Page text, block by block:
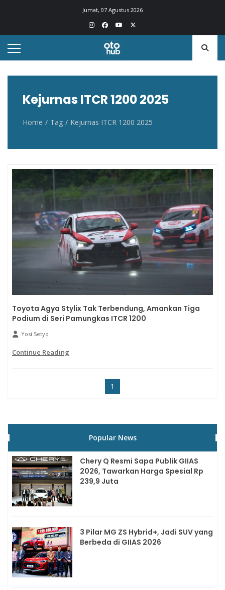
Jumat, 07 Agustus 2026
Otohub.co
Portal berita otomotif Indonesia terkini
Kejurnas ITCR 1200 2025
Home Tag Kejurnas ITCR 1200 2025
Toyota Agya Stylix Tak Terbendung, Amankan Tiga
Podium di Seri Pamungkas ITCR 1200
Yosi Setyo
Continue Reading
1
Popular News
Chery Q Resmi Sapa Publik GIIAS
2026, Tawarkan Harga Spesial Rp
239,9 Juta
3 Pilar MG ZS Hybrid+, Jadi SUV yang
Berbeda di GIIAS 2026